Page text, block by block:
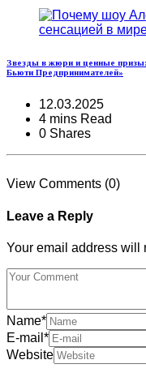
Звезды в жюри и ценные призы:
Бьюти Предпринимателей»
12.03.2025
4 mins Read
0 Shares
View Comments (0)
Leave a Reply
Your email address will
Name*
E-mail *
Website